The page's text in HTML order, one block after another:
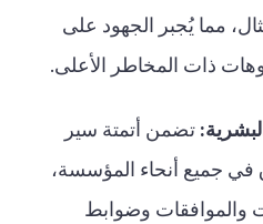
مما يُجبر الجهود على
ذات المخاطر الأعلى.
تضمن أتمتة سير
في جميع أنحاء المؤسسة،
والموافقات وضوابط